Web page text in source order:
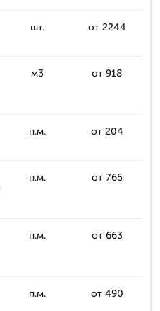
шт. от 2244
м3 от 918
п.м. от 204
п.м. от 765
п.м. от 663
п.м. от 490